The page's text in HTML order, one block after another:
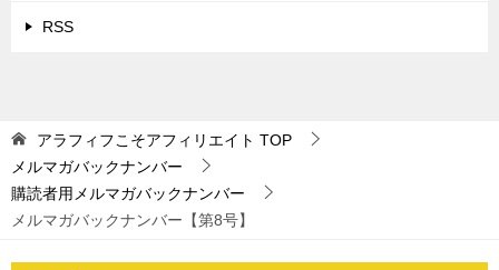
RSS
アラフィフこそアフィリエイト TOP
メルマガバックナンバー
購読者用メルマガバックナンバー
メルマガバックナンバー【第8号】